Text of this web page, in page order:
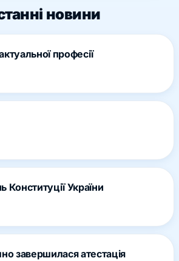
новини
професії
Конституції України
завершилася атестація